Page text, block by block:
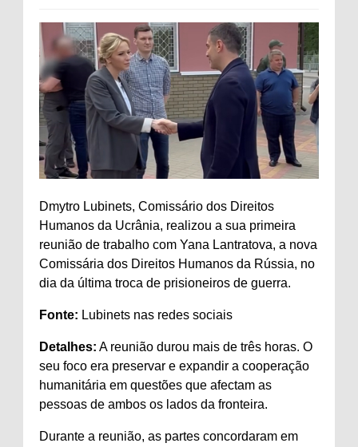
Dmytro Lubinets, Comissário dos Direitos
Humanos da Ucrânia, realizou a sua primeira
reunião de trabalho com Yana Lantratova, a nova
Comissária dos Direitos Humanos da Rússia, no
dia da última troca de prisioneiros de guerra.
Fonte: Lubinets nas redes sociais
Detalhes: A reunião durou mais de três horas. O
seu foco era preservar e expandir a cooperação
humanitária em questões que afectam as
pessoas de ambos os lados da fronteira.
Durante a reunião, as partes concordaram em